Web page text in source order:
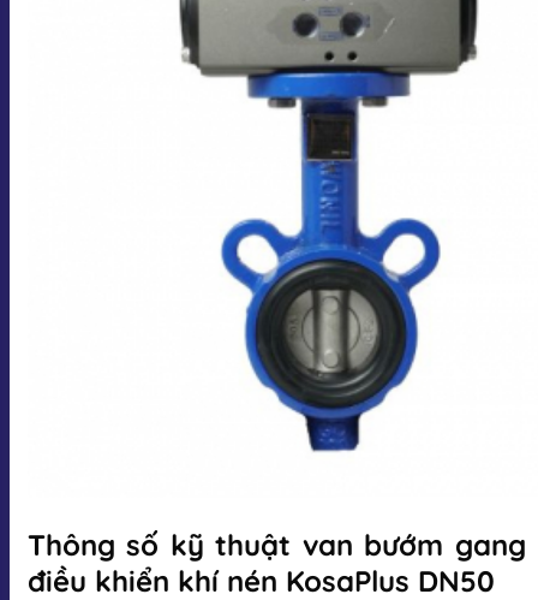
Thông số kỹ thuật van bướm gang
điều khiển khí nén KosaPlus DN50